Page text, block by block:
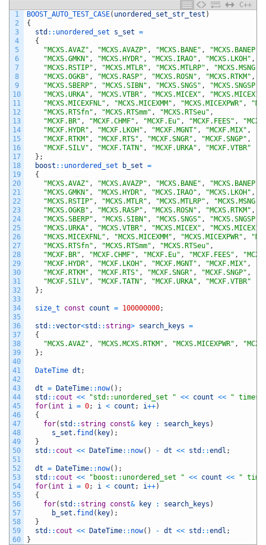
C++
1
2
3
4
5
6
7
8
9
10
11
12
13
14
15
16
17
18
19
20
21
22
23
24
25
26
27
28
29
30
31
32
33
34
35
36
37
38
39
40
41
42
43
44
45
46
47
48
49
50
51
52
53
54
55
56
57
58
59
60
BOOST_AUTO_TEST_CASE( unordered_set_str_test )
{
std :: unordered_set s_set =
{
"MCXS.AVAZ" , "MCXS.AVAZP" , "MCXS.BANE" , "MCXS.BANEP"
"MCXS.GMKN" , "MCXS.HYDR" , "MCXS.IRAO" , "MCXS.LKOH" ,
"MCXS.RSTIP" , "MCXS.MTLR" , "MCXS.MTLRP" , "MCXS.MSNG"
"MCXS.OGKB" , "MCXS.RASP" , "MCXS.ROSN" , "MCXS.RTKM" ,
"MCXS.SBERP" , "MCXS.SIBN" , "MCXS.SNGS" , "MCXS.SNGSP"
"MCXS.URKA" , "MCXS.VTBR" , "MCXS.MICEX" ,
"MCXS.MICEXFNL" , "MCXS.MICEXMM" , "MCXS.MICEXPWR" ,
"MCXS.RTSfn" , "MCXS.RTSmm" , "MCXS.RTSeu" ,
"MCXF.BR" , "MCXF.CHMF" , "MCXF.Eu" , "MCXF.FEES" ,
"MCXF.HYDR" , "MCXF.LKOH" , "MCXF.MGNT" , "MCXF.MIX" ,
"MCXF.RTKM" , "MCXF.RTS" , "MCXF.SNGR" , "MCXF.SNGP" ,
"MCXF.SILV" , "MCXF.TATN" , "MCXF.URKA" ,
"MCXF.VTBR"
} ;
boost :: unordered_set b_set =
{
"MCXS.AVAZ" , "MCXS.AVAZP" , "MCXS.BANE" , "MCXS.BANEP"
"MCXS.GMKN" , "MCXS.HYDR" , "MCXS.IRAO" , "MCXS.LKOH" ,
"MCXS.RSTIP" , "MCXS.MTLR" , "MCXS.MTLRP" , "MCXS.MSNG"
"MCXS.OGKB" , "MCXS.RASP" , "MCXS.ROSN" , "MCXS.RTKM" ,
"MCXS.SBERP" , "MCXS.SIBN" , "MCXS.SNGS" , "MCXS.SNGSP"
"MCXS.URKA" , "MCXS.VTBR" , "MCXS.MICEX" ,
"MCXS.MICEXFNL" , "MCXS.MICEXMM" , "MCXS.MICEXPWR" ,
"MCXS.RTSfn" , "MCXS.RTSmm" , "MCXS.RTSeu" ,
"MCXF.BR" , "MCXF.CHMF" , "MCXF.Eu" , "MCXF.FEES" ,
"MCXF.HYDR" , "MCXF.LKOH" , "MCXF.MGNT" , "MCXF.MIX" ,
"MCXF.RTKM" , "MCXF.RTS" , "MCXF.SNGR" , "MCXF.SNGP" ,
"MCXF.SILV" , "MCXF.TATN" , "MCXF.URKA" ,
"MCXF.VTBR"
} ;
size_t const count = 100000000;
std ::vector<std :: string> search_keys =
{
"MCXS.AVAZ" , "MCXS.MCXS.RTKM" , "MCXS.MICEXPWR" ,
} ;
DateTime dt ;
dt = DateTime:: now( ) ;
std :: cout << "std::unordered_set " << count <<
" times
for( int i = 0; i < count ; i++)
{
for( std :: string const& key : search_keys )
s_set . find ( key) ;
}
std :: cout << DateTime:: now( ) - dt << std ::endl ;
dt = DateTime:: now( ) ;
std :: cout << "boost::unordered_set " << count <<
"
for( int i = 0; i < count ; i++)
{
for( std :: string const& key : search_keys )
b_set . find ( key) ;
}
std :: cout << DateTime:: now( ) - dt << std ::endl ;
}